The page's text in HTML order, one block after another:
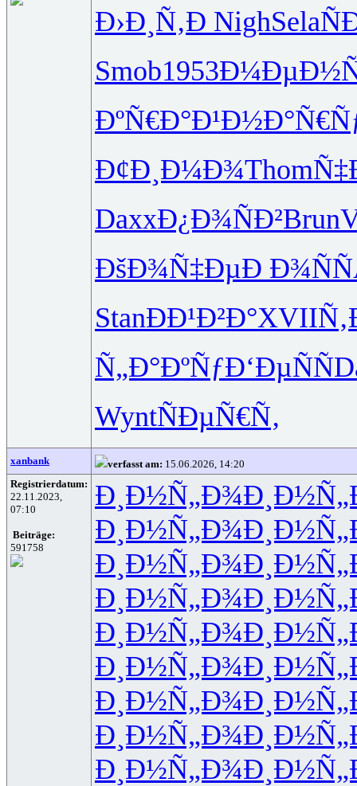
Ð›Ð¸Ñ‚Ð NighSela
Smob1953
ÐºÑ€Ð°Ð¹
Ð¢Ð¸Ð¼Ð¾Thom
DaxxÐ¿Ð¾ÑÐ²Brun
ÐšÐ¾Ñ‡ÐµÐ Ð¾ÑÑ
StanÐÐ¹Ð²Ð°XVII
Ñ„Ð°ÐºÑƒÐ‘ÐµÑÑ
WyntÑÐµÑ€Ñ‚
xanbank verfasst am: 15.06.2026, 14:20
Registrierdatum:
22.11.2023,
07:10
Beiträge:
591758
Ð¸Ð½Ñ„Ð¾
Ð¸Ð½Ñ„Ð¾
Ð¸Ð½Ñ„Ð¾
Ð¸Ð½Ñ„Ð¾
Ð¸Ð½Ñ„Ð¾
Ð¸Ð½Ñ„Ð¾
Ð¸Ð½Ñ„Ð¾
Ð¸Ð½Ñ„Ð¾
Ð¸Ð½Ñ„Ð¾